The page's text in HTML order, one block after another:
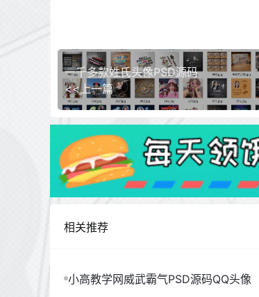
一千多款姓氏头像PSD源码
<<上一篇
相关推荐
小高教学网威武霸气PSD源码QQ头像